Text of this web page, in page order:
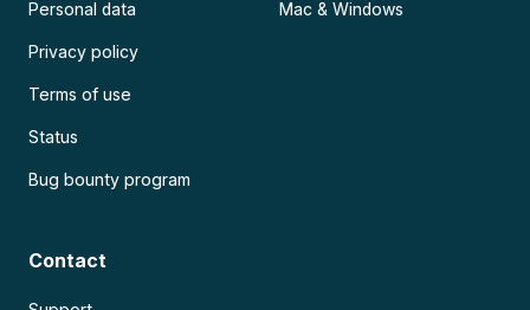
Personal data
Privacy policy
Terms of use
Status
Bug bounty program
Mac & Windows
Contact